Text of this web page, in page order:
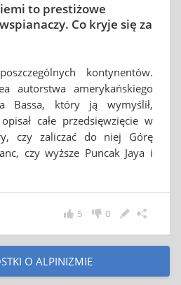
to prestiżowe
Co kryje się za
kontynentów.
autorstwa amerykańskiego
Bassa, który ją wymyślił,
całe przedsięwzięcie w
czy zaliczać do niej Górę
czy wyższe Puncak Jaya i
0
5
O ALPINIZMIE